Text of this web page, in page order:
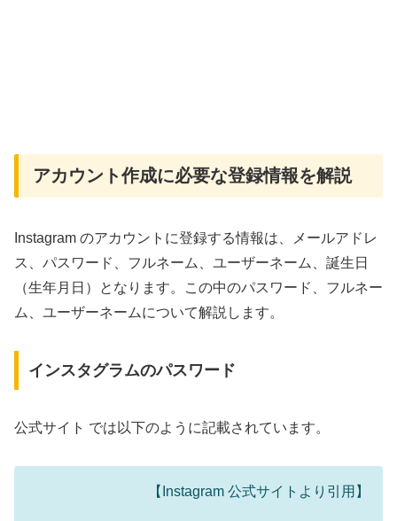
アカウント作成に必要な登録情報を解説
Instagram のアカウントに登録する情報は、メールアドレ
ス、パスワード、フルネーム、ユーザーネーム、誕生日
（生年月日）となります。この中のパスワード、フルネー
ム、ユーザーネームについて解説します。
インスタグラムのパスワード
公式サイト では以下のように記載されています。
【Instagram 公式サイトより引用】